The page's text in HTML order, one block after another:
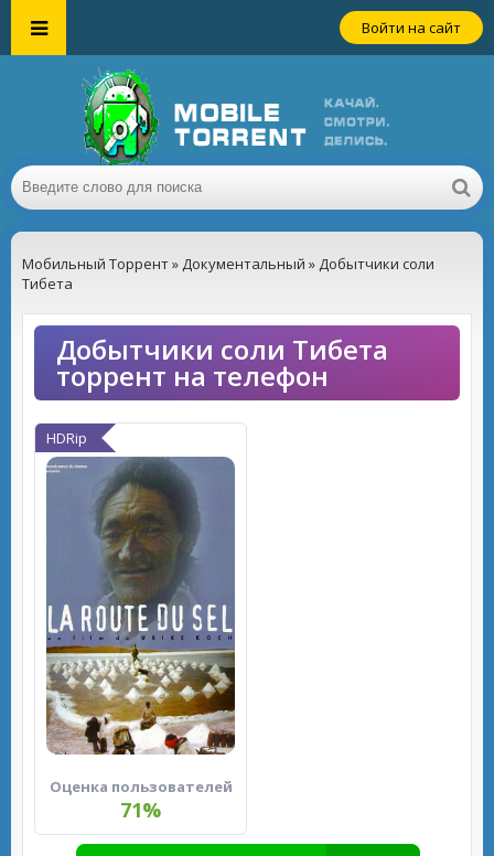
Войти на сайт
Мобильный Торрент» Документальный » Добытчики соли
Тибета
Добытчики соли Тибета
торрент на телефон
HDRip
Оценка пользователей
71%